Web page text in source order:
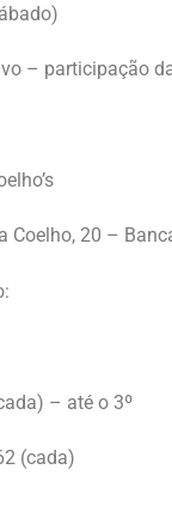
– participação
Coelho, 20 –
– até o 3º
(cada)